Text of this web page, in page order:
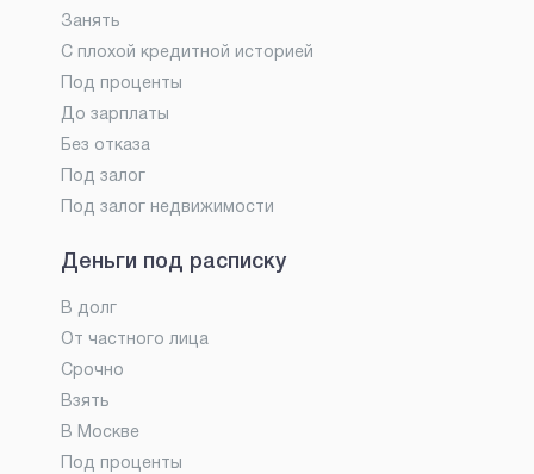
Занять
С плохой кредитной историей
Под проценты
До зарплаты
Без отказа
Под залог
Под залог недвижимости
Деньги под расписку
В долг
От частного лица
Срочно
Взять
В Москве
Под проценты